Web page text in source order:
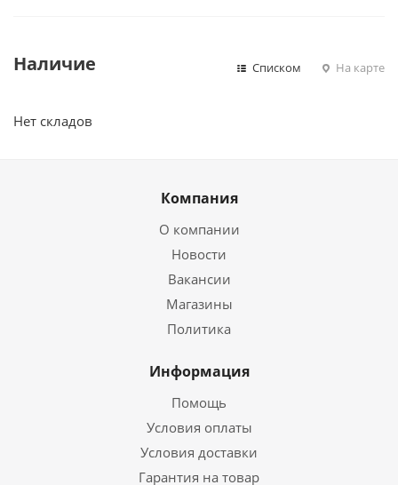
Наличие Списком На карте
Нет складов
Компания
О компании
Новости
Вакансии
Магазины
Политика
Информация
Помощь
Условия оплаты
Условия доставки
Гарантия на товар